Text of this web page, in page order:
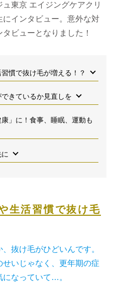
東京 エイジングケアクリ
インタビュー。意外な対
ビューとなりました！
慣で抜け毛が増える！？
できているか見直しを
康」に！食事、睡眠、運動も
生活習慣で抜け毛
抜け毛がひどいんです。
いじゃなく、更年期の症
なっていて…。